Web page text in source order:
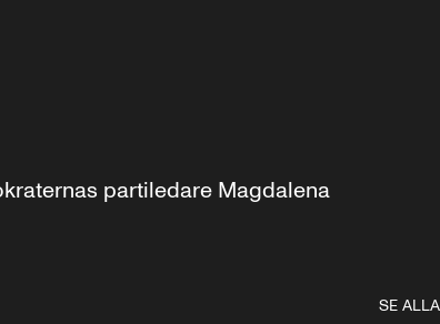
partiledare Magdalena
SE ALLA